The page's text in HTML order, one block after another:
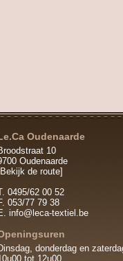
Oudenaarde
10
Oudenaarde
de route]
0495/62 00 52
053/77 79 38
info@leca-textiel.be
donderdag en
tot 12u00